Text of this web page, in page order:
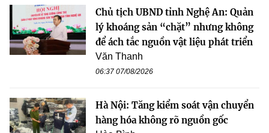
Chủ tịch UBND tỉnh Nghệ An: Quản
lý khoáng sản “chặt” nhưng không
để ách tắc nguồn vật liệu phát triển
Văn Thanh
06:37 07/08/2026
Hà Nội: Tăng kiểm soát vận chuyển
hàng hóa không rõ nguồn gốc